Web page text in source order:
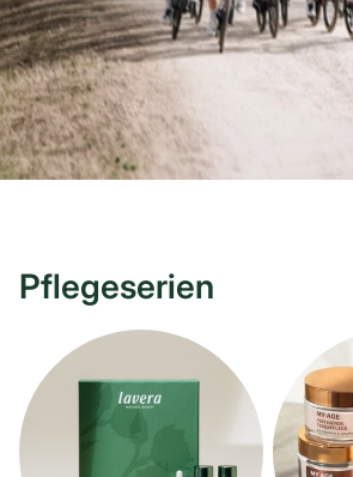
Pflegeserien